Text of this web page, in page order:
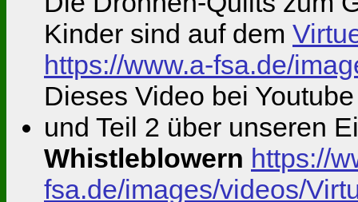
Kinder sind auf dem
https://www.a-fsa.de/
Dieses Video bei
und Teil 2 über unseren
Whistleblowern https://
fsa.de/images/videos/